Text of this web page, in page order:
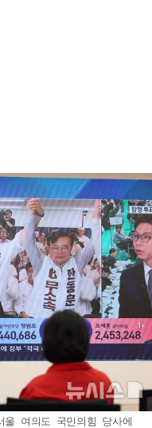
여의도 국민의힘 당사에